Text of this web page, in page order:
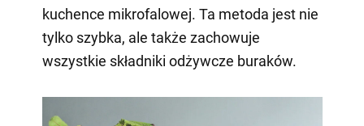
kuchence mikrofalowej. Ta metoda jest nie
tylko szybka, ale także zachowuje
wszystkie składniki odżywcze buraków.